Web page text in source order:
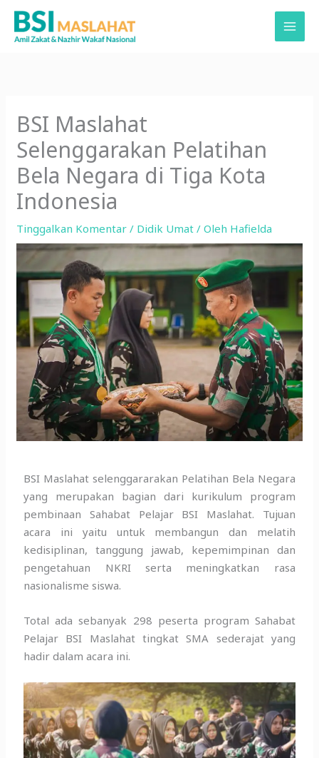
Lewati
konten
BSI Maslahat
Selenggarakan Pelatihan
Bela Negara di Tiga Kota
Indonesia
Tinggalkan Komentar / Didik Umat / Oleh Hafielda
BSI Maslahat selenggararakan Pelatihan Bela Negara
yang merupakan bagian dari kurikulum program
pembinaan Sahabat Pelajar BSI Maslahat. Tujuan
acara ini yaitu untuk membangun dan melatih
kedisiplinan, tanggung jawab, kepemimpinan dan
pengetahuan NKRI serta meningkatkan rasa
nasionalisme siswa.
Total ada sebanyak 298 peserta program Sahabat
Pelajar BSI Maslahat tingkat SMA sederajat yang
hadir dalam acara ini.